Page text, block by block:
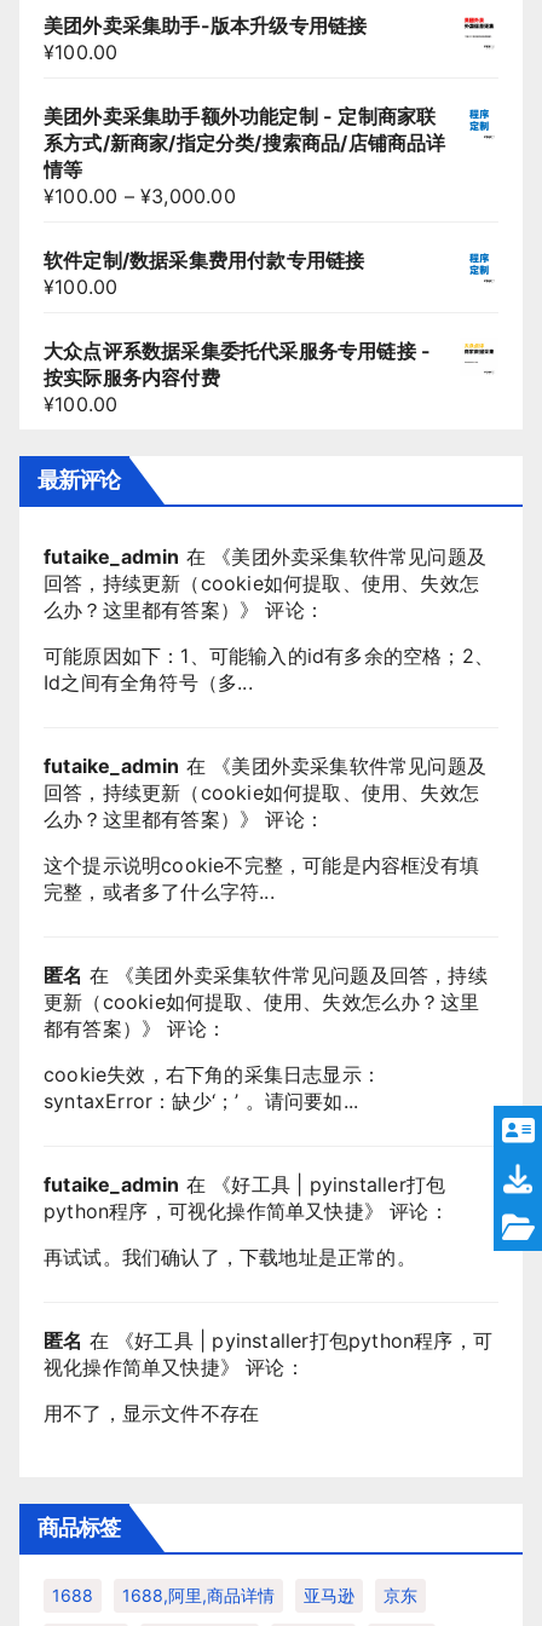
美团外卖采集助手-版本升级专用链接
¥100.00
美团外卖采集助手额外功能定制 - 定制商家联
系方式/新商家/指定分类/搜索商品/店铺商品详
情等
¥100.00 –¥3,000.00
软件定制/数据采集费用付款专用链接
¥100.00
大众点评系数据采集委托代采服务专用链接 -
按实际服务内容付费
¥100.00
最新评论
futaike_admin 在 《美团外卖采集软件常见问题及
回答，持续更新（cookie如何提取、使用、失效怎
么办？这里都有答案） 》 评论：
可能原因如下：1、可能输入的id有多余的空格；2、
Id之间有全角符号（多...
futaike_admin 在 《美团外卖采集软件常见问题及
回答，持续更新（cookie如何提取、使用、失效怎
么办？这里都有答案） 》 评论：
这个提示说明cookie不完整，可能是内容框没有填
完整，或者多了什么字符...
匿名 在 《美团外卖采集软件常见问题及回答，持续
更新（cookie如何提取、使用、失效怎么办？这里
都有答案） 》 评论：
cookie失效，右下角的采集日志显示：
syntaxError：缺少‘；’ 。请问要如...
futaike_admin 在 《好工具 | pyinstaller打包
python程序，可视化操作简单又快捷》 评论：
再试试。我们确认了，下载地址是正常的。
匿名 在 《好工具 | pyinstaller打包python程序，可
视化操作简单又快捷》 评论：
用不了，显示文件不存在
商品标签
1688 1688,阿里,商品详情 亚马逊 京东